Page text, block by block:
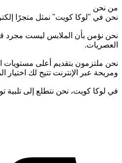
من نحن
نحن في "لوكا كويت" نمثل متجرًا
نحن نؤمن بأن الملابس ليست مجرد
العصريات.
نحن ملتزمون بتقديم أعلى
ومريحة عبر الإنترنت تتيح لك اختيار
في لوكا كويت، نحن نتطلع إلى تلبية